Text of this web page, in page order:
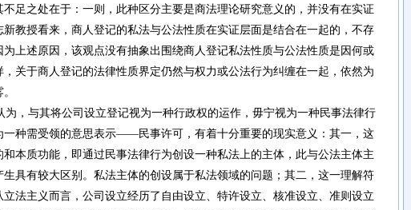
足之处在于：一则，此种区分主要是商法理论研究意义的，并没有在实证
教授看来，商人登记的私法与公法性质在实证层面是结合在一起的，不存
上述原因，该观点没有抽象出围绕商人登记私法性质与公法性质是因何或
关于商人登记的法律性质界定仍然与权力或公法行为纠缠在一起，依然为
，与其将公司设立登记视为一种行政权的运作，毋宁视为一种民事法律行
种需受领的意思表示——民事许可，有着十分重要的现实意义：其一，这
本质功能，即通过民事法律行为创设一种私法上的主体，此与公法主体主
具有较大区别。私法主体的创设属于私法领域的问题；其二，这一理解符
法主义而言，公司设立经历了自由设立、特许设立、核准设立、准则设立